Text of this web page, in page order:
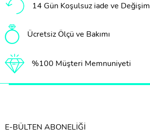
14 Gün Koşulsuz iade ve Değişim
Ücretsiz Ölçü ve Bakımı
%100 Müşteri Memnuniyeti
E-BÜLTEN ABONELİĞİ